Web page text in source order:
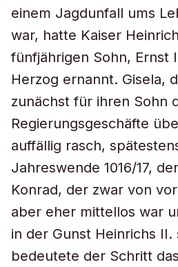
einem Jagdunfall ums
war, hatte Kaiser
fünfjährigen Sohn, Ernst
Herzog ernannt. Gisela,
zunächst für ihren Sohn
Regierungsgeschäfte
auffällig rasch,
Jahreswende 1016/17,
Konrad, der zwar von
aber eher mittellos war
in der Gunst Heinrichs II.
bedeutete der Schritt